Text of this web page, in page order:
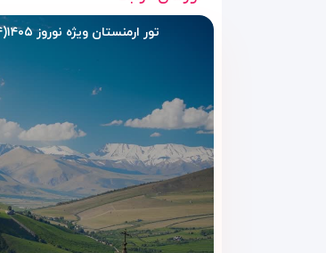
هتل آنگا ایروان با تمرکز بر نیازهای
خانوادگی و اقتصادی کاملاً مناسب
اینترنت وای‌فای رایگان در اتاق‌ها و
پذیرش ۲۴ ساعته
پذیرش شبانه‌روزی هتل امکان ورود و
خدمات نظافت روزانه
اتاق‌ها به‌صورت منظم نظافت می‌شوند
تور ارمنستان ویژه نوروز ۱۴۰۵(۴ فروردین)